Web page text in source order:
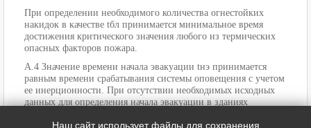
При определении необходимого количества огнестойких
накидок в качестве tбл принимается минимальное время
достижения критического значения любого из термических
опасных факторов пожара.
А.4 Значение времени начала эвакуации tнэ принимается
равным времени срабатывания системы оповещения с учетом
ее инерционности. При отсутствии необходимых исходных
данных для определения начала эвакуации в зданиях
принимать равной 0,5 мин – для этажа пожара и 2 мин для
Наш сайт использует файлы для сохранения